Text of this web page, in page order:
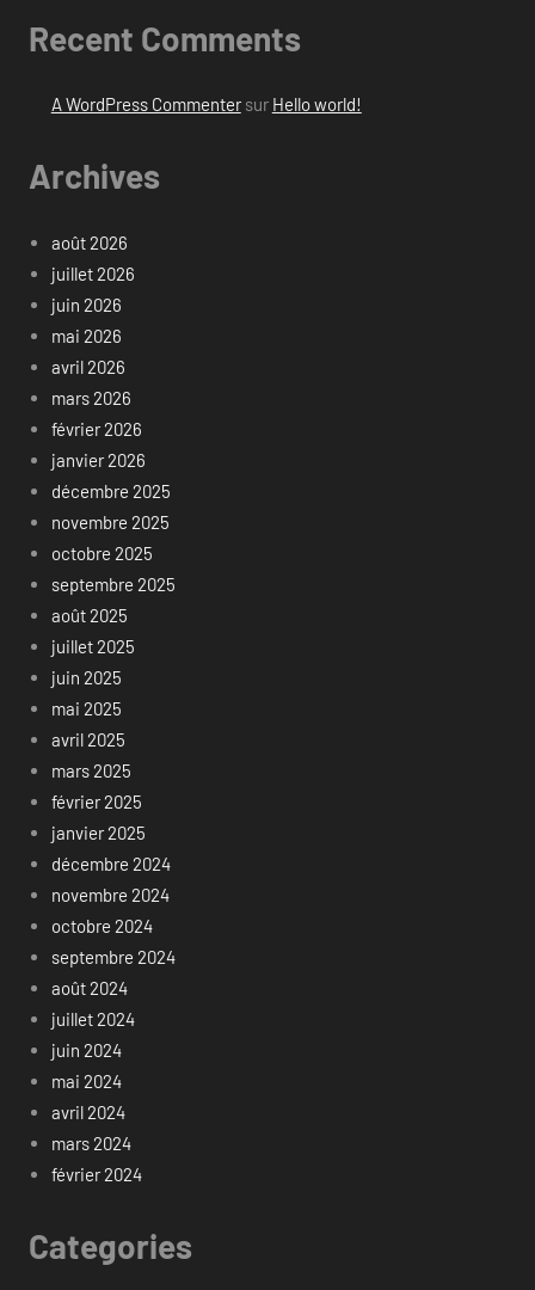
Recent Comments
A WordPress Commentersur Hello world!
Archives
août 2026
juillet 2026
juin 2026
mai 2026
avril 2026
mars 2026
février 2026
janvier 2026
décembre 2025
novembre 2025
octobre 2025
septembre 2025
août 2025
juillet 2025
juin 2025
mai 2025
avril 2025
mars 2025
février 2025
janvier 2025
décembre 2024
novembre 2024
octobre 2024
septembre 2024
août 2024
juillet 2024
juin 2024
mai 2024
avril 2024
mars 2024
février 2024
Categories